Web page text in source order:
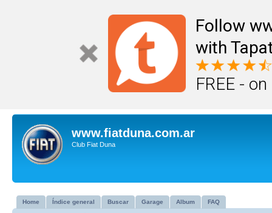
Follow
with
FREE -
www.fiatduna.com.ar
Club Fiat Duna
Home Índice general Buscar Garage Album FAQ